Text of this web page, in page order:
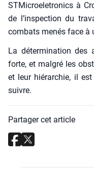
STMi­croe­le­tro­nics à
de l’inspection du
com­bats menés face à
La déter­mi­na­tion des
forte, et mal­gré les
et leur hié­rar­chie, il
suivre.
Partager cet article